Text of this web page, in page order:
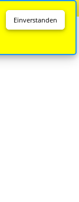
Einverstanden